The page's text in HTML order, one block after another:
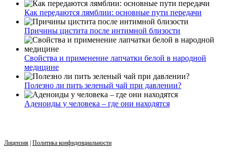
Как передаются лямблии: основные пути передачи
Причины цистита после интимной близости
Свойства и применение лапчатки белой в народной
медицине
Полезно ли пить зеленый чай при давлении?
Аденоиды у человека – где они находятся
Лицензия Политика конфиденциальности